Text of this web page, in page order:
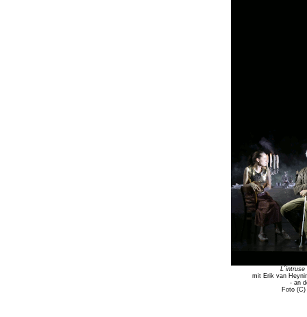
L´intruse
mit Erik van
- an
Foto